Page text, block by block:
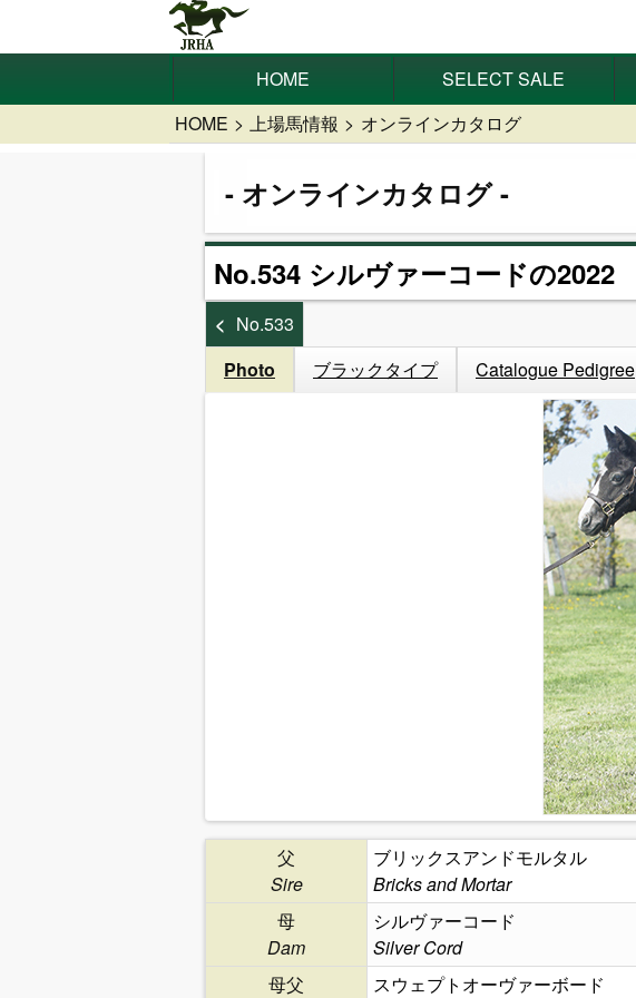
HOME SELECT SALE
HOME 上場馬情報 オンラインカタログ
オンラインカタログ
No.534 シルヴァーコードの2022
No.533
Photo
ブラックタイプ Catalogue Pedigree
父
Sire
ブリックスアンドモルタル
Bricks and Mortar
母
Dam
シルヴァーコード
Silver Cord
母父
スウェプトオーヴァーボード